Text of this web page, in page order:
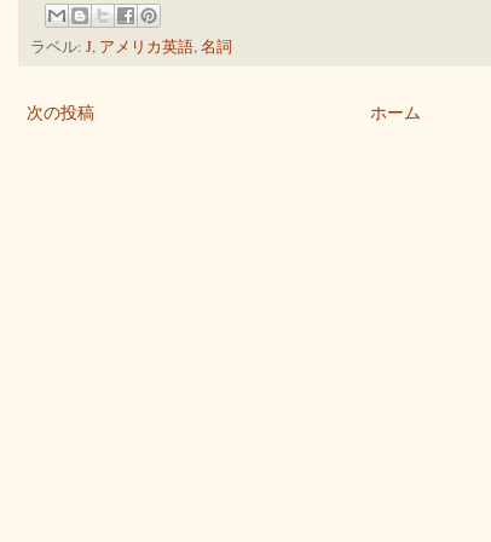
ラベル: J, アメリカ英語,名詞
次の投稿 ホーム